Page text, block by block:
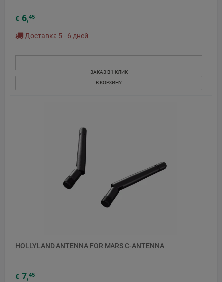
€ 6,45
Доставка 5 - 6 дней
ЗАКАЗ В 1 КЛИК
В КОРЗИНУ
HOLLYLAND ANTENNA FOR MARS C-ANTENNA
€ 7,45